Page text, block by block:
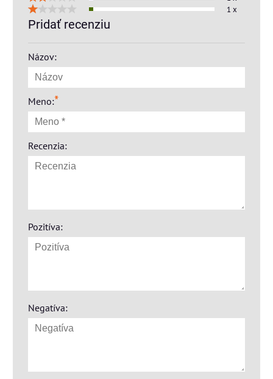
1 x
Pridať recenziu
Názov:
Meno:*
Recenzia:
Pozitíva:
Negatíva: